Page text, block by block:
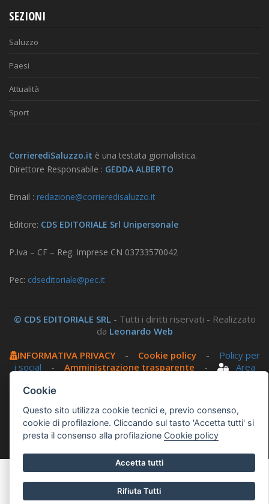
SEZIONI
Saluzzo
Paesi
Attualità
Sport
CorrierediSaluzzo.it è una testata giornalistica.
Direttore Responsabile : GEDDA ALBERTO
Email : redazione@corrieredisaluzzo.it
Editore: CDS EDITORIALE Srl Unipersonale
P.Iva – CF – Reg. Imprese CN 03733570042
Pec: cdseditoriale@pec.it
© CDS EDITORIALE SRL - Tutti i diritti riservati - Realizzato
da Leonardo Web
INFORMATIVA PRIVACY- Cookie policy- Policy per
i social - Amministrazione trasparente -
Area
Questo sito utilizza, nella versione per UTENTI CON
DISLESSIA,Biancoenero ®, una font italiana ad Alta
Leggibilità.
Cookie
Questo sito utilizza cookie tecnici e, previo consenso,
cookie di profilazione. Cliccando sul tasto 'Accetta tutti' si
presta il consenso alla profilazione Cookie policy
Accetta tutti
Rifiuta Tutti